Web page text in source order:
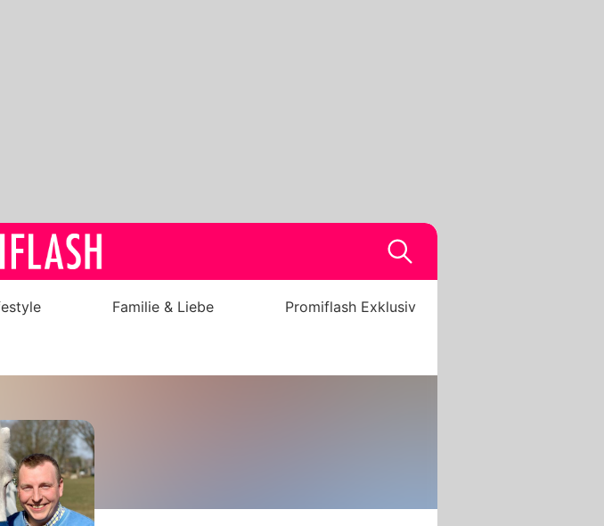
Serien
& Liebe
Familie & Liebe Promiflash Exklusiv